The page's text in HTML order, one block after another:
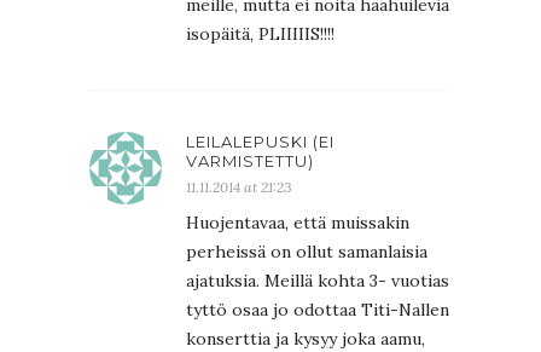
meille, mutta ei noita haahuilevia
isopäitä, PLIIIIIS!!!!
LEILALEPUSKI (EI
VARMISTETTU)
11.11.2014 at 21:23
Huojentavaa, että muissakin
perheissä on ollut samanlaisia
ajatuksia. Meillä kohta 3- vuotias
tyttö osaa jo odottaa Titi-Nallen
konserttia ja kysyy joka aamu,